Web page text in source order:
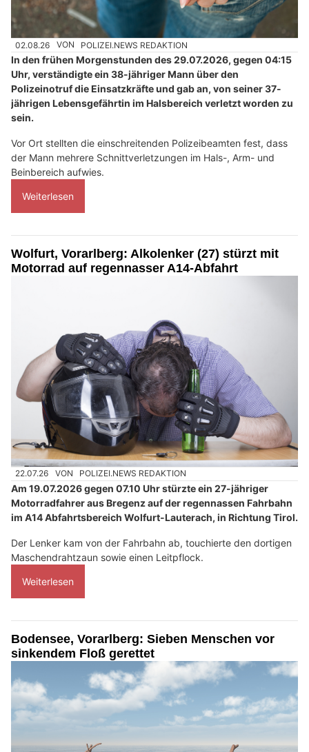
02.08.26 VON POLIZEI.NEWS REDAKTION
In den frühen Morgenstunden des 29.07.2026, gegen 04:15
Uhr, verständigte ein 38-jähriger Mann über den
Polizeinotruf die Einsatzkräfte und gab an, von seiner 37-
jährigen Lebensgefährtin im Halsbereich verletzt worden zu
sein.
Vor Ort stellten die einschreitenden Polizeibeamten fest, dass
der Mann mehrere Schnittverletzungen im Hals-, Arm- und
Beinbereich aufwies.
Weiterlesen
Wolfurt, Vorarlberg: Alkolenker (27) stürzt mit
Motorrad auf regennasser A14-Abfahrt
22.07.26 VON POLIZEI.NEWS REDAKTION
Am 19.07.2026 gegen 07.10 Uhr stürzte ein 27-jähriger
Motorradfahrer aus Bregenz auf der regennassen Fahrbahn
im A14 Abfahrtsbereich Wolfurt-Lauterach, in Richtung Tirol.
Der Lenker kam von der Fahrbahn ab, touchierte den dortigen
Maschendrahtzaun sowie einen Leitpflock.
Weiterlesen
Bodensee, Vorarlberg: Sieben Menschen vor
sinkendem Floß gerettet